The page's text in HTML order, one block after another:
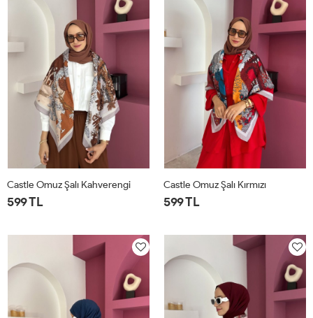
Castle Omuz Şalı Kahverengi
599 TL
Castle Omuz Şalı Kırmızı
599 TL